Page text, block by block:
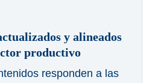
y alineados
productivo
responden a las